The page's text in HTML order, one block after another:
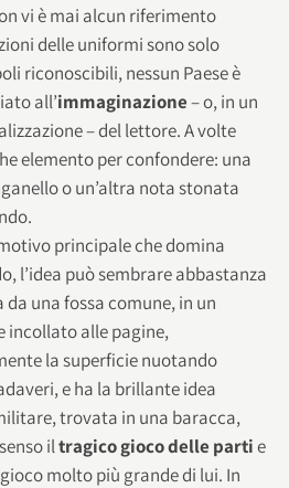
vi è mai alcun riferimento
delle uniformi sono solo
riconoscibili, nessun Paese è
all’immaginazione– o, in un
– del lettore. A volte
elemento per confondere: una
o un’altra nota stonata
principale che domina
l’idea può sembrare abbastanza
da una fossa comune, in un
incollato alle pagine,
la superficie nuotando
e ha la brillante idea
trovata in una baracca,
iltragico gioco delle partie
molto più grande di lui. In